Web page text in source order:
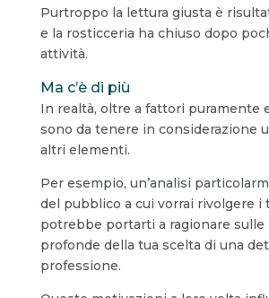
Purtroppo la lettura giusta è
e la rosticceria ha chiuso dopo
attività.
Ma c’è di più
In realtà, oltre a fattori puramente
sono da tenere in considerazione
altri elementi.
Per esempio, un’analisi
del pubblico a cui vorrai rivolgere i
potrebbe portarti a ragionare sulle
profonde della tua scelta di una
professione.